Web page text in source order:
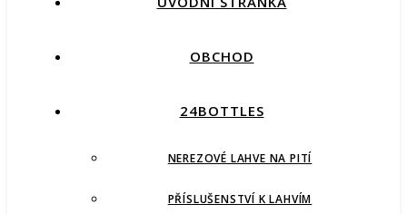
OBCHOD
24BOTTLES
NEREZOVÉ LAHVE NA PITÍ
PŘÍSLUŠENSTVÍ K LAHVÍM